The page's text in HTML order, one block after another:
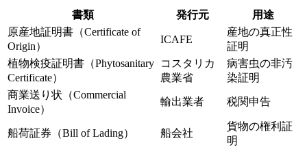
書類 発行元
用途
原産地証明書（Certificate of
Origin）
ICAFE
産地の真正性
証明
植物検疫証明書（Phytosanitary
Certificate）
コスタリカ
農業省
病害虫の非汚
染証明
商業送り状（Commercial
Invoice）
輸出業者 税関申告
船荷証券（Bill of Lading） 船会社
貨物の権利証
明